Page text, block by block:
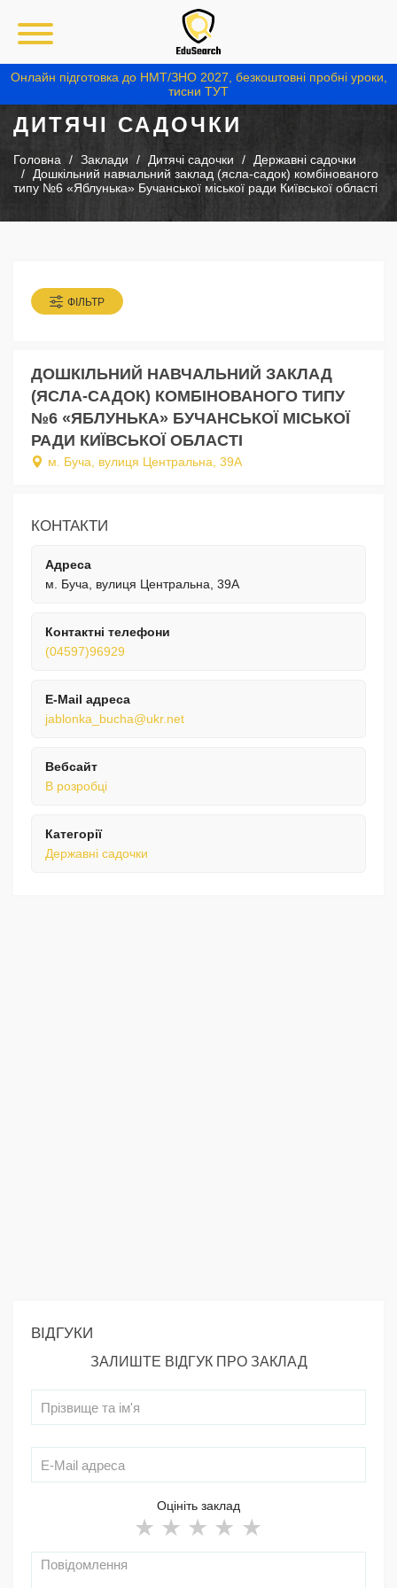
Онлайн підготовка до НМТ/ЗНО 2027, безкоштовні пробні уроки,
тисни ТУТ
ДИТЯЧІ САДОЧКИ
Головна Заклади Дитячі садочки
Державні садочки
Дошкільний навчальний заклад (ясла-садок) комбінованого
типу №6 «Яблунька» Бучанської міської ради Київської області
ФІЛЬТР
ДОШКІЛЬНИЙ НАВЧАЛЬНИЙ ЗАКЛАД
(ЯСЛА-САДОК) КОМБІНОВАНОГО ТИПУ
№6 «ЯБЛУНЬКА» БУЧАНСЬКОЇ МІСЬКОЇ
РАДИ КИЇВСЬКОЇ ОБЛАСТІ
м. Буча, вулиця Центральна, 39А
КОНТАКТИ
Адреса
м. Буча, вулиця Центральна, 39А
Контактні телефони
(04597)96929
E-Mail адреса
jablonka_bucha@ukr.net
Вебсайт
В розробці
Категорії
Державні садочки
ВІДГУКИ
ЗАЛИШТЕ ВІДГУК ПРО ЗАКЛАД
Оцініть заклад